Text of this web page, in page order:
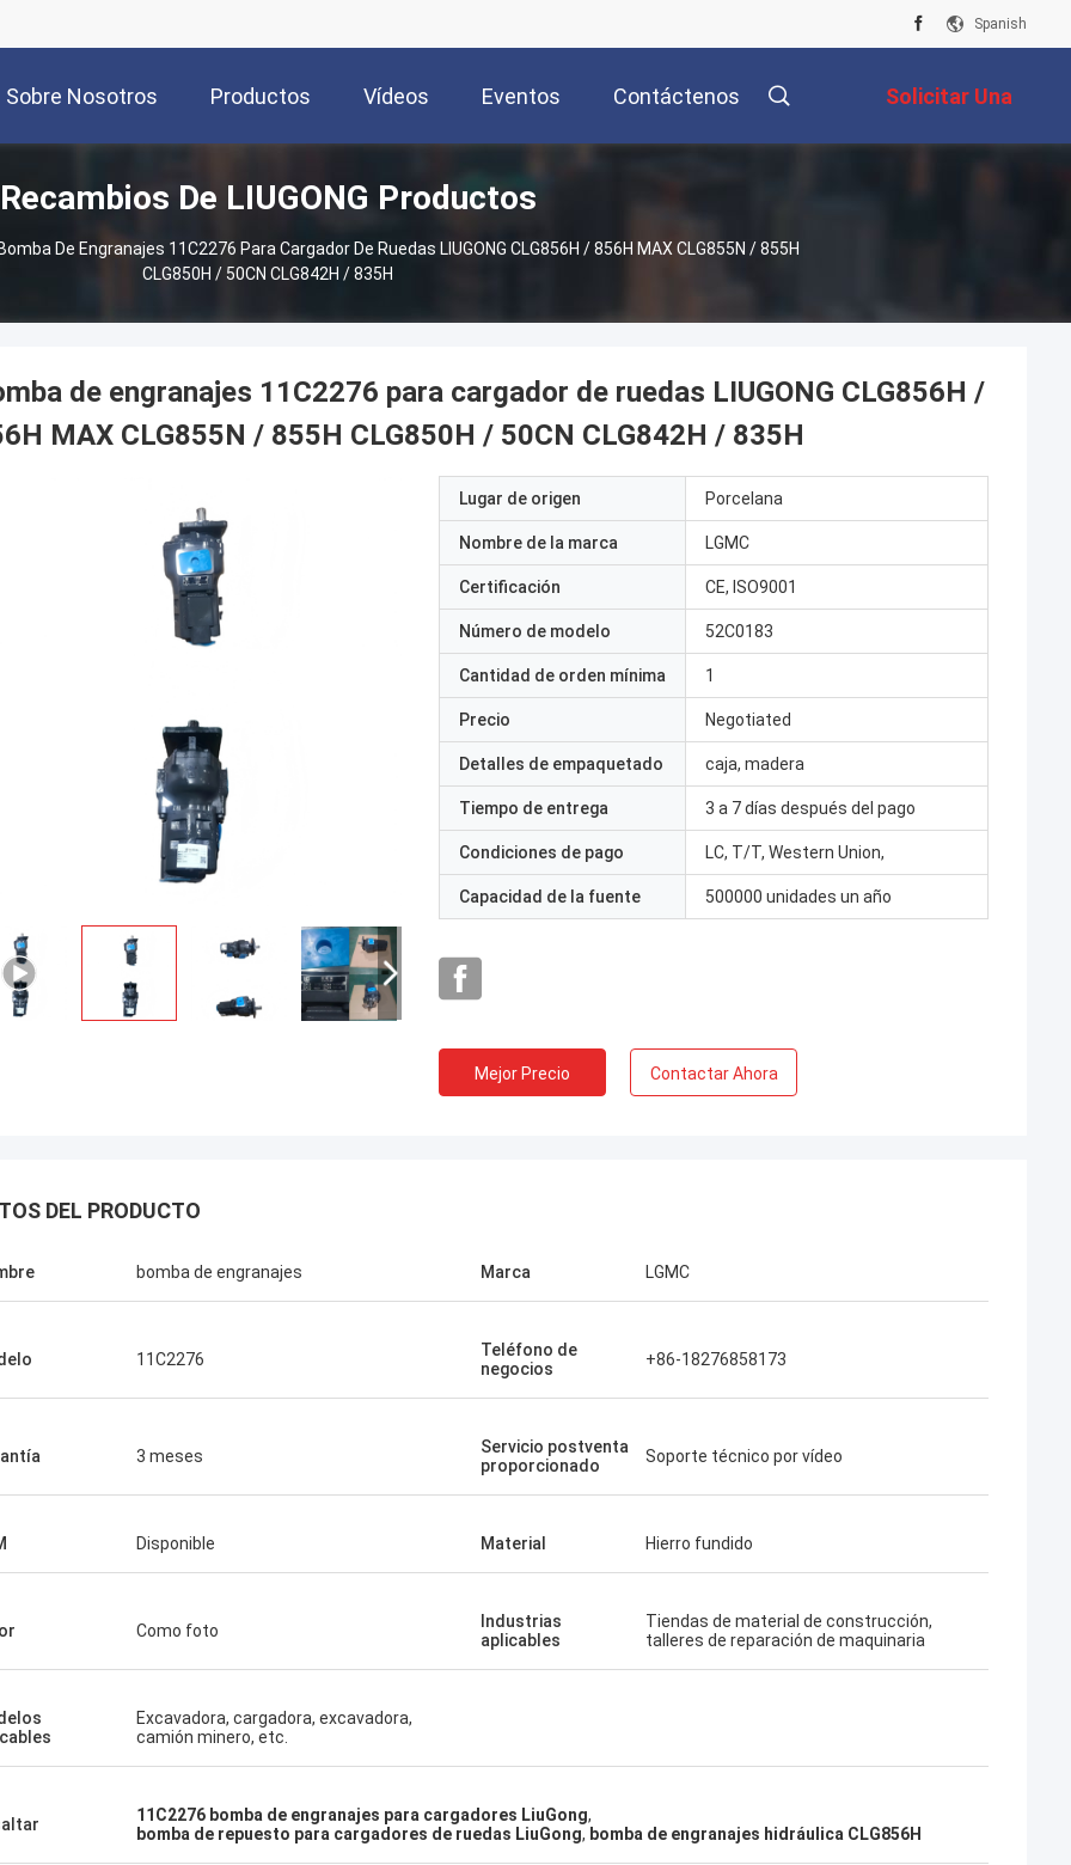
Spanish
Sobre Nosotros Productos Vídeos Eventos Contáctenos Solicitar Una
Cotización
Recambios De LIUGONG Productos
Bomba De Engranajes 11C2276 Para Cargador De Ruedas LIUGONG CLG856H / 856H MAX CLG855N / 855H
CLG850H / 50CN CLG842H / 835H
de engranajes 11C2276 para cargador de ruedas LIUGONG CLG856H /
MAX CLG855N / 855H CLG850H / 50CN CLG842H / 835H
Lugar de origen Porcelana
Nombre de la marca LGMC
Certificación CE, ISO9001
Número de modelo 52C0183
Cantidad de orden mínima 1
Precio Negotiated
Detalles de empaquetado caja, madera
Tiempo de entrega 3 a 7 días después del pago
Condiciones de pago LC, T/T, Western Union,
Capacidad de la fuente 500000 unidades un año
Mejor Precio Contactar Ahora
DEL PRODUCTO
bomba de engranajes Marca LGMC
11C2276
Teléfono de
negocios
+86-18276858173
3 meses
Servicio postventa
proporcionado
Soporte técnico por vídeo
Disponible Material Hierro fundido
Como foto
Industrias
aplicables
Tiendas de material de construcción,
talleres de reparación de maquinaria
Excavadora, cargadora, excavadora,
camión minero, etc.
11C2276 bomba de engranajes para cargadores LiuGong,
bomba de repuesto para cargadores de ruedas LiuGong, bomba de engranajes hidráulica CLG856H